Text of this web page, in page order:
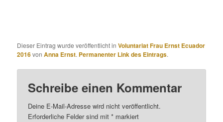
Dieser Eintrag wurde veröffentlicht inVoluntariat Frau Ernst Ecuador
2016vonAnna Ernst. Permanenter Link des Eintrags.
Schreibe einen Kommentar
Deine E-Mail-Adresse wird nicht veröffentlicht.
Erforderliche Felder sind mit* markiert